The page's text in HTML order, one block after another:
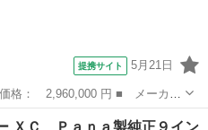
提携サイト 5月21日
■ グレード名： ＸＣ 届出
ＸＣ Ｐａｎａ製純正９イン